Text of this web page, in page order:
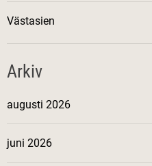
Västasien
Arkiv
augusti 2026
juni 2026